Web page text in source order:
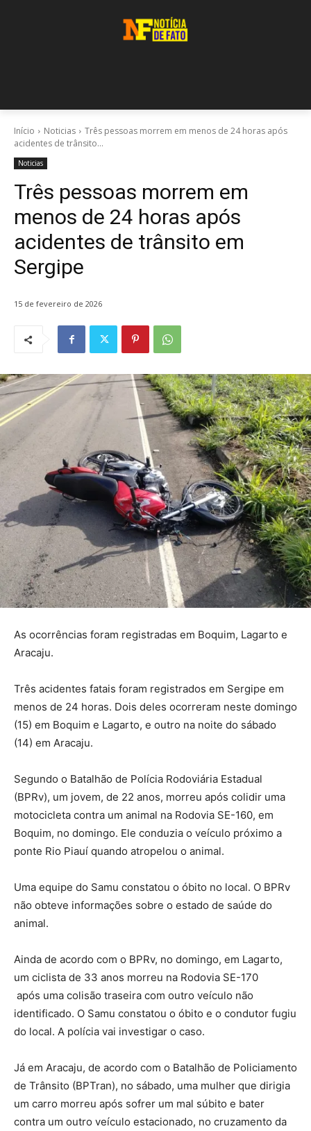
Início Noticias
Três pessoas morrem em menos de 24 horas após
acidentes de trânsito...
Noticias
Três pessoas morrem em
menos de 24 horas após
acidentes de trânsito em
Sergipe
15 de fevereiro de 2026
As ocorrências foram registradas em Boquim, Lagarto e
Aracaju.
Três acidentes fatais foram registrados em Sergipe em
menos de 24 horas. Dois deles ocorreram neste domingo
(15) em Boquim e Lagarto, e outro na noite do sábado
(14) em Aracaju.
Segundo o Batalhão de Polícia Rodoviária Estadual
(BPRv), um jovem, de 22 anos, morreu após colidir uma
motocicleta contra um animal na Rodovia SE-160, em
Boquim, no domingo. Ele conduzia o veículo próximo a
ponte Rio Piauí quando atropelou o animal.
Uma equipe do Samu constatou o óbito no local. O BPRv
não obteve informações sobre o estado de saúde do
animal.
Ainda de acordo com o BPRv, no domingo, em Lagarto,
um ciclista de 33 anos morreu na Rodovia SE-170
após uma colisão traseira com outro veículo não
identificado. O Samu constatou o óbito e o condutor fugiu
do local. A polícia vai investigar o caso.
Já em Aracaju, de acordo com o Batalhão de Policiamento
de Trânsito (BPTran), no sábado, uma mulher que dirigia
um carro morreu após sofrer um mal súbito e bater
contra um outro veículo estacionado, no cruzamento da